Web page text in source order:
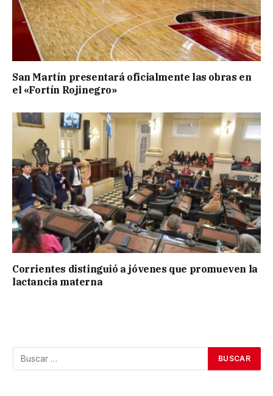
San Martín presentará oficialmente las obras en
el «Fortín Rojinegro»
Corrientes distinguió a jóvenes que promueven la
lactancia materna